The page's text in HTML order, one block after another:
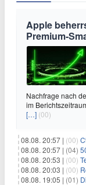
Apple
Premium-
Nachfrage nach
im
[…] (00)
08.08. 20:57 | (00)
08.08. 20:57 | (04)
08.08. 20:53 | (00)
08.08. 20:03 | (00)
08.08. 19:05 | (01)